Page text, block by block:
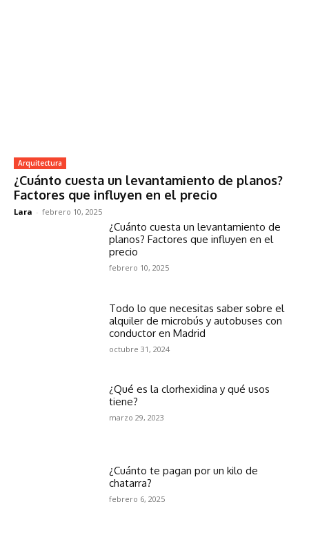
Arquitectura
¿Cuánto cuesta un levantamiento de planos?
Factores que influyen en el precio
Lara - febrero 10, 2025
¿Cuánto cuesta un levantamiento de
planos? Factores que influyen en el
precio
febrero 10, 2025
Todo lo que necesitas saber sobre el
alquiler de microbús y autobuses con
conductor en Madrid
octubre 31, 2024
¿Qué es la clorhexidina y qué usos
tiene?
marzo 29, 2023
¿Cuánto te pagan por un kilo de
chatarra?
febrero 6, 2025